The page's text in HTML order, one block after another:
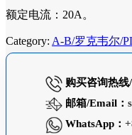
额定电流：20A。
Category: A-B/罗克韦尔/
购买咨询热线
邮箱/Email：
WhatsApp：